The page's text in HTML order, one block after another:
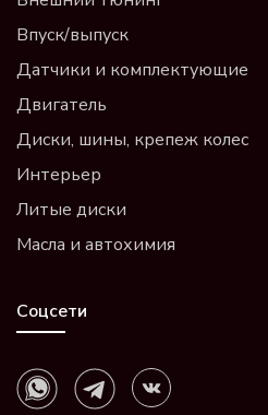
Впуск/выпуск
Датчики и комплектующие
Двигатель
Диски, шины, крепеж колес
Интерьер
Литые диски
Масла и автохимия
Соцсети